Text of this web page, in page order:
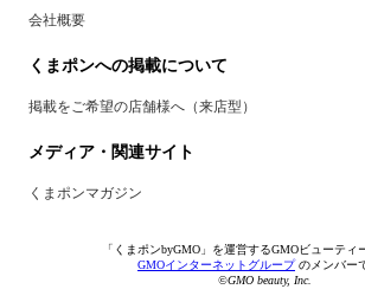
会社概要
くまポンへの掲載について
掲載をご希望の店舗様へ（来店型）
メディア・関連サイト
くまポンマガジン
「くまポンbyGMO」を運営するGMOビューティ
GMOインターネットグループのメンバー
©GMO beauty, Inc.